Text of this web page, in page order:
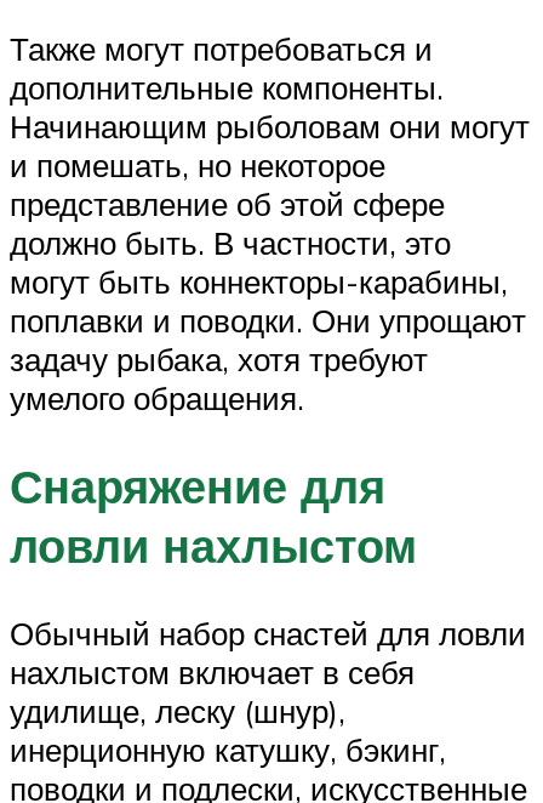
Также могут потребоваться и
дополнительные компоненты.
Начинающим рыболовам они могут
и помешать, но некоторое
представление об этой сфере
должно быть. В частности, это
могут быть коннекторы-карабины,
поплавки и поводки. Они упрощают
задачу рыбака, хотя требуют
умелого обращения.
Снаряжение для
ловли нахлыстом
Обычный набор снастей для ловли
нахлыстом включает в себя
удилище, леску (шнур),
инерционную катушку, бэкинг,
поводки и подлески, искусственные